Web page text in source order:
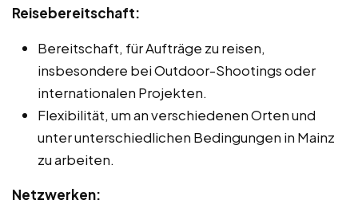
Reisebereitschaft:
Bereitschaft, für Aufträge zu reisen,
insbesondere bei Outdoor-Shootings oder
internationalen Projekten.
Flexibilität, um an verschiedenen Orten und
unter unterschiedlichen Bedingungen in Mainz
zu arbeiten.
Netzwerken: